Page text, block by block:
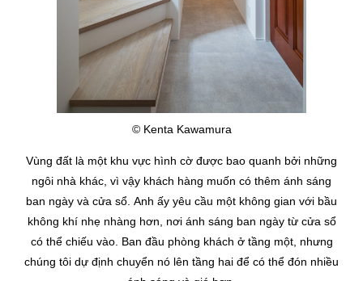
© Kenta Kawamura
Vùng đất là một khu vực hình cờ được bao quanh bởi những
ngôi nhà khác, vì vậy khách hàng muốn có thêm ánh sáng
ban ngày và cửa sổ. Anh ấy yêu cầu một không gian với bầu
không khí nhẹ nhàng hơn, nơi ánh sáng ban ngày từ cửa sổ
có thể chiếu vào. Ban đầu phòng khách ở tầng một, nhưng
chúng tôi dự định chuyển nó lên tầng hai để có thể đón nhiều